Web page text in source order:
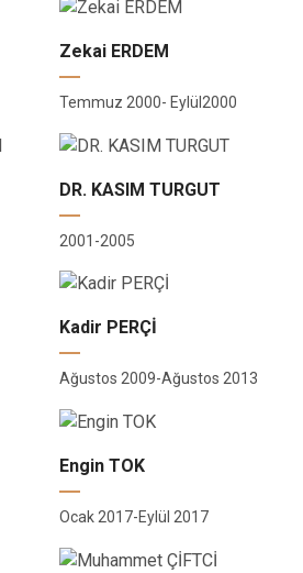
Zekai ERDEM
Temmuz 2000- Eylül2000
DR. KASIM TURGUT
2001-2005
Kadir PERÇİ
Ağustos 2009-Ağustos 2013
Engin TOK
Ocak 2017-Eylül 2017